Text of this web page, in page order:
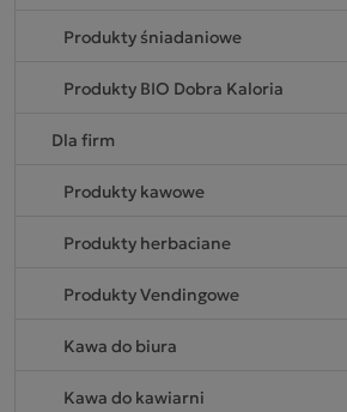
Produkty śniadaniowe
Produkty BIO Dobra Kaloria
Dla firm
Produkty kawowe
Produkty herbaciane
Produkty Vendingowe
Kawa do biura
Kawa do kawiarni